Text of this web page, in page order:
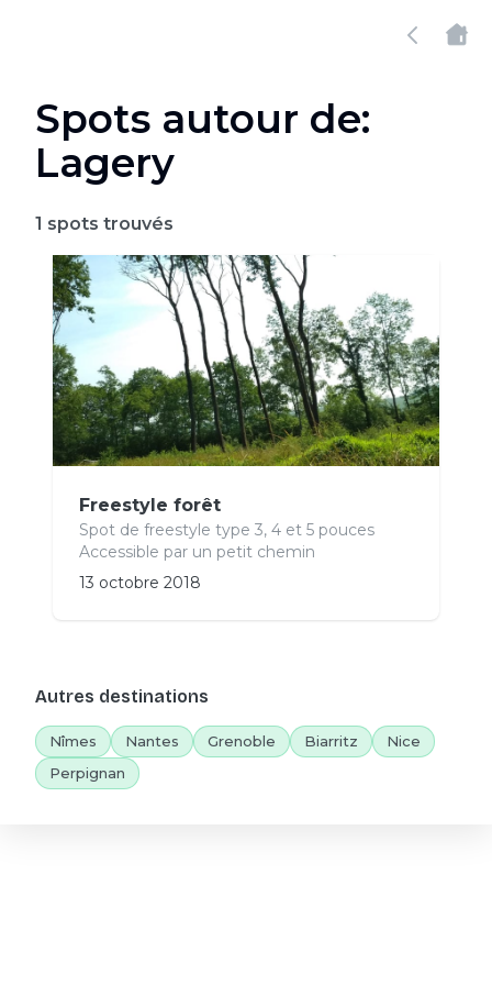
Spots autour de:
Lagery
1 spots trouvés
Freestyle forêt
Spot de freestyle type 3, 4 et 5 pouces
Accessible par un petit chemin
13 octobre 2018
Autres destinations
Nîmes Nantes Grenoble Biarritz
Nice
Perpignan